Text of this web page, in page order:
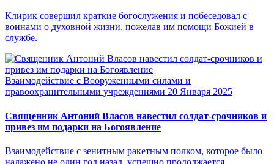
Клирик совершил краткие богослужения и побеседовал с
воинами о духовной жизни, пожелав им помощи Божией в
службе.
Взаимодействие с Вооруженными силами и
правоохранительными учреждениями 20 Января 2025
Священник Антоний Власов навестил солдат-срочников и
привез им подарки на Богоявление
Взаимодействие с зенитным ракетным полком, которое было
налажено не один год назад, успешно продолжается.